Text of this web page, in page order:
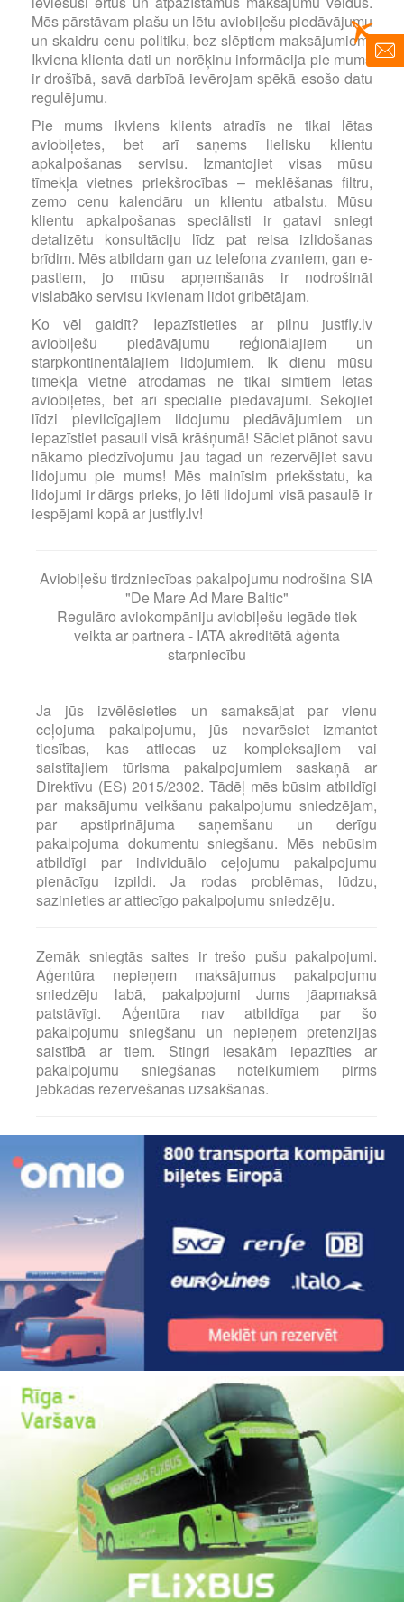
Mēs pārstāvam plašu un lētu aviobiļešu piedāvājumu
un skaidru cenu politiku, bez slēptiem maksājumiem.
Ikviena klienta dati un norēķinu informācija pie mums
ir drošībā, savā darbībā ievērojam spēkā esošo datu
regulējumu.
Pie mums ikviens klients atradīs ne tikai lētas
aviobiļetes, bet arī saņems lielisku klientu
apkalpošanas servisu. Izmantojiet visas mūsu
tīmekļa vietnes priekšrocības – meklēšanas filtru,
zemo cenu kalendāru un klientu atbalstu. Mūsu
klientu apkalpošanas speciālisti ir gatavi sniegt
detalizētu konsultāciju līdz pat reisa izlidošanas
brīdim. Mēs atbildam gan uz telefona zvaniem, gan e-
pastiem, jo mūsu apņemšanās ir nodrošināt
vislabāko servisu ikvienam lidot gribētājam.
Ko vēl gaidīt? Iepazīstieties ar pilnu justfly.lv
aviobiļešu piedāvājumu reģionālajiem un
starpkontinentālajiem lidojumiem. Ik dienu mūsu
tīmekļa vietnē atrodamas ne tikai simtiem lētas
aviobiļetes, bet arī speciālie piedāvājumi. Sekojiet
līdzi pievilcīgajiem lidojumu piedāvājumiem un
iepazīstiet pasauli visā krāšņumā! Sāciet plānot savu
nākamo piedzīvojumu jau tagad un rezervējiet savu
lidojumu pie mums! Mēs mainīsim priekšstatu, ka
lidojumi ir dārgs prieks, jo lēti lidojumi visā pasaulē ir
iespējami kopā ar justfly.lv!
Aviobiļešu tirdzniecības pakalpojumu nodrošina SIA
"De Mare Ad Mare Baltic"
Regulāro aviokompāniju aviobiļešu iegāde tiek
veikta ar partnera - IATA akreditētā aģenta
starpniecību
Ja jūs izvēlēsieties un samaksājat par vienu
ceļojuma pakalpojumu, jūs nevarēsiet izmantot
tiesības, kas attiecas uz kompleksajiem vai
saistītajiem tūrisma pakalpojumiem saskaņā ar
Direktīvu (ES) 2015/2302. Tādēļ mēs būsim atbildīgi
par maksājumu veikšanu pakalpojumu sniedzējam,
par apstiprinājuma saņemšanu un derīgu
pakalpojuma dokumentu sniegšanu. Mēs nebūsim
atbildīgi par individuālo ceļojumu pakalpojumu
pienācīgu izpildi. Ja rodas problēmas, lūdzu,
sazinieties ar attiecīgo pakalpojumu sniedzēju.
Zemāk sniegtās saites ir trešo pušu pakalpojumi.
Aģentūra nepieņem maksājumus pakalpojumu
sniedzēju labā, pakalpojumi Jums jāapmaksā
patstāvīgi. Aģentūra nav atbildīga par šo
pakalpojumu sniegšanu un nepieņem pretenzijas
saistībā ar tiem. Stingri iesakām iepazīties ar
pakalpojumu sniegšanas noteikumiem pirms
jebkādas rezervēšanas uzsākšanas.